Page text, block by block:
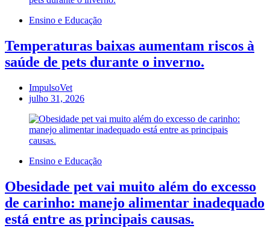
Ensino e Educação
Temperaturas baixas aumentam riscos à
saúde de pets durante o inverno.
ImpulsoVet
julho 31, 2026
Ensino e Educação
Obesidade pet vai muito além do excesso
de carinho: manejo alimentar inadequado
está entre as principais causas.